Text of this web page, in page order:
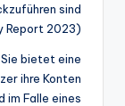
sind
2023).
bietet eine
ihre Konten
im Falle eines